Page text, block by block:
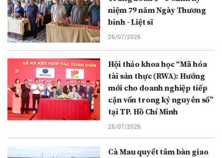
niệm 79 năm Ngày Thương
binh - Liệt sĩ
26/07/2026
Hội thảo khoa học “Mã hóa
tài sản thực (RWA): Hướng
mới cho doanh nghiệp tiếp
cận vốn trong kỷ nguyên số”
tại TP. Hồ Chí Minh
26/07/2026
Cà Mau quyết tâm bàn giao